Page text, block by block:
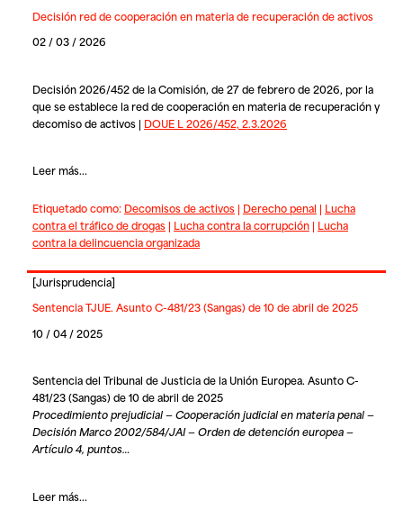
Decisión red de cooperación en materia de recuperación de activos
02 / 03 / 2026
Decisión 2026/452 de la Comisión, de 27 de febrero de 2026, por la
que se establece la red de cooperación en materia de recuperación y
decomiso de activos | DOUE L 2026/452, 2.3.2026
Leer más...
Etiquetado como: Decomisos de activos| Derecho penal | Lucha
contra el tráfico de drogas| Lucha contra la corrupción| Lucha
contra la delincuencia organizada
[Jurisprudencia]
Sentencia TJUE. Asunto C-481/23 (Sangas) de 10 de abril de 2025
10 / 04 / 2025
Sentencia del Tribunal de Justicia de la Unión Europea. Asunto C-
481/23 (Sangas) de 10 de abril de 2025
Procedimiento prejudicial — Cooperación judicial en materia penal —
Decisión Marco 2002/584/JAI — Orden de detención europea —
Artículo 4, puntos…
Leer más...